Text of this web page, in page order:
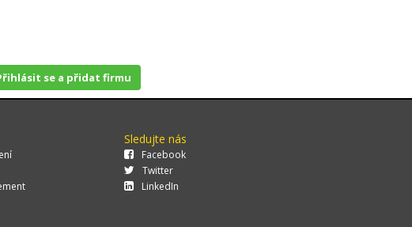
se a přidat firmu
Sledujte nás
Facebook
Twitter
LinkedIn